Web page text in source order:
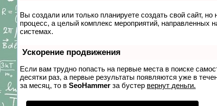
Вы создали или только планируете создать свой сайт,
процесс, а целый комплекс мероприятий, направленных
системах.
Ускорение продвижения
Если вам трудно попасть на первые места в поиске
десятки раз, а первые результаты появляются уже в
за месяц, то в SeoHammer за бустер вернут деньги.